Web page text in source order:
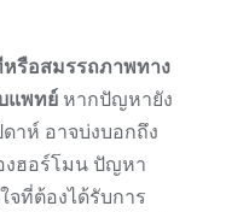
รือสมรรถภาพทาง
แพทย์ หากปัญหายัง
าห์ อาจบ่งบอกถึง
งฮอร์โมน ปัญหา
จที่ต้องได้รับการ